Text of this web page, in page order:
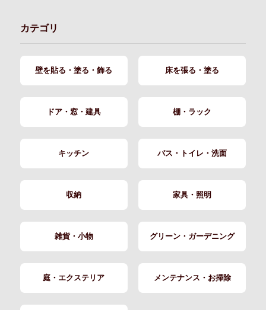
カテゴリ
壁を貼る・塗る・飾る 床を張る・塗る
ドア・窓・建具 棚・ラック
キッチン バス・トイレ・洗面
収納 家具・照明
雑貨・小物 グリーン・ガーデニング
庭・エクステリア メンテナンス・お掃除